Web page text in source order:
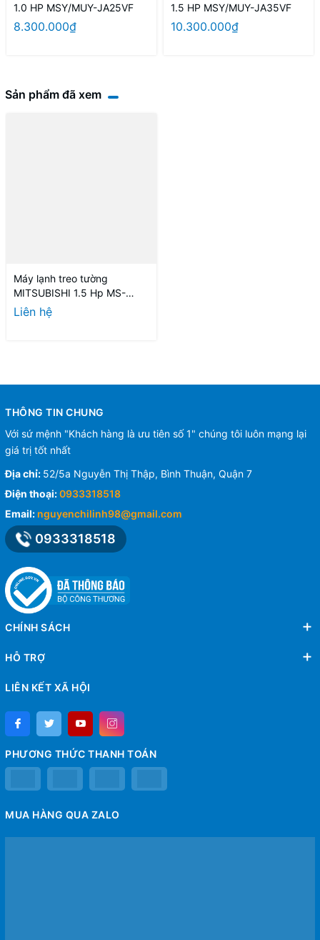
1.0 HP MSY/MUY-JA25VF
8.300.000₫
1.5 HP MSY/MUY-JA35VF
10.300.000₫
Sản phẩm đã xem
Máy lạnh treo tường
MITSUBISHI 1.5 Hp MS-
GH13VC
Liên hệ
THÔNG TIN CHUNG
Với sứ mệnh "Khách hàng là ưu tiên số 1" chúng tôi luôn mạng lại
giá trị tốt nhất
Địa chỉ: 52/5a Nguyễn Thị Thập, Bình Thuận, Quận 7
Điện thoại:0933318518
Email: nguyenchilinh98@gmail.com
0933318518
CHÍNH SÁCH
HỖ TRỢ
LIÊN KẾT XÃ HỘI
PHƯƠNG THỨC THANH TOÁN
MUA HÀNG QUA ZALO